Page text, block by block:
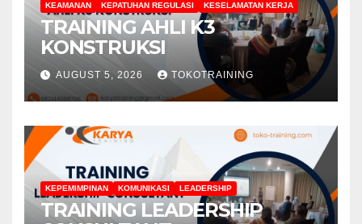
KEAMANAN KEPATUHAN REGULASI KESELAMATAN KERJA
TRAINING AHLI K3
KONSTRUKSI
AUGUST 5, 2026 TOKOTRAINING
KEPEMIMPINAN KOMUNIKASI LEADERSHIP
TRAINING LEADERSHIP